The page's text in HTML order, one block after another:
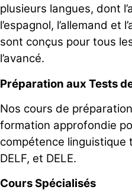
plusieurs langues, dont
l’espagnol, l’allemand et
sont conçus pour tous
l’avancé.
Préparation aux Tests
Nos cours de
formation approfondie
compétence linguistique
DELF, et DELE.
Cours Spécialisés